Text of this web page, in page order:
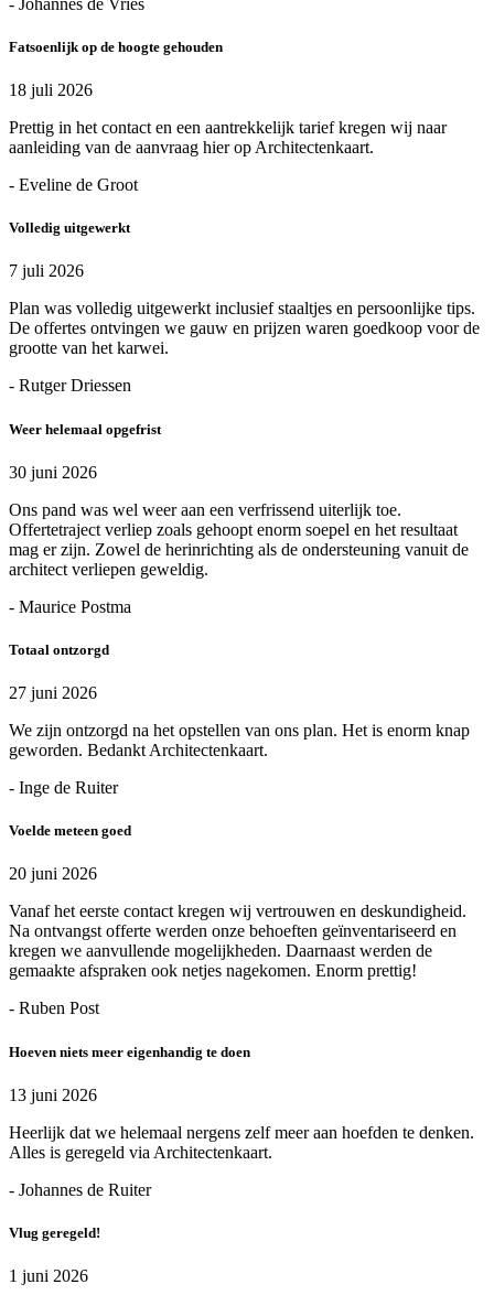
Fatsoenlijk op de hoogte gehouden
18 juli 2026
Prettig in het contact en een aantrekkelijk tarief kregen wij naar
aanleiding van de aanvraag hier op Architectenkaart.
- Eveline de Groot
Volledig uitgewerkt
7 juli 2026
Plan was volledig uitgewerkt inclusief staaltjes en persoonlijke tips.
De offertes ontvingen we gauw en prijzen waren goedkoop voor de
grootte van het karwei.
- Rutger Driessen
Weer helemaal opgefrist
30 juni 2026
Ons pand was wel weer aan een verfrissend uiterlijk toe.
Offertetraject verliep zoals gehoopt enorm soepel en het resultaat
mag er zijn. Zowel de herinrichting als de ondersteuning vanuit de
architect verliepen geweldig.
- Maurice Postma
Totaal ontzorgd
27 juni 2026
We zijn ontzorgd na het opstellen van ons plan. Het is enorm knap
geworden. Bedankt Architectenkaart.
- Inge de Ruiter
Voelde meteen goed
20 juni 2026
Vanaf het eerste contact kregen wij vertrouwen en deskundigheid.
Na ontvangst offerte werden onze behoeften geïnventariseerd en
kregen we aanvullende mogelijkheden. Daarnaast werden de
gemaakte afspraken ook netjes nagekomen. Enorm prettig!
- Ruben Post
Hoeven niets meer eigenhandig te doen
13 juni 2026
Heerlijk dat we helemaal nergens zelf meer aan hoefden te denken.
Alles is geregeld via Architectenkaart.
- Johannes de Ruiter
Vlug geregeld!
1 juni 2026